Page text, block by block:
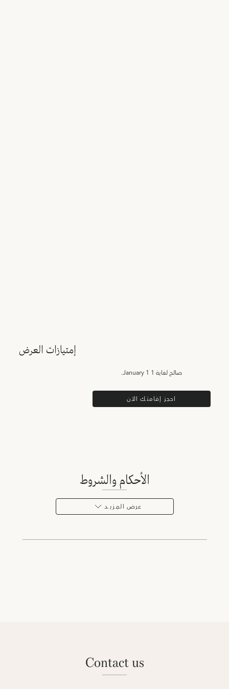
صالح لغاية
احجز إقامتك الآن
إمتيازات العرض
الأحكام والشروط
عرض المـزيـد
contact us